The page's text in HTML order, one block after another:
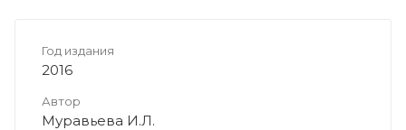
Год издания
2016
Автор
Муравьева И.Л.